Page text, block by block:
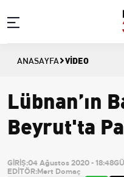
ANASAYFA VIDEO
Lübnan’ın
Beyrut'ta
GİRİŞ:04 Ağustos 2020 - 18:48
EDİTÖR:Mert Domaç